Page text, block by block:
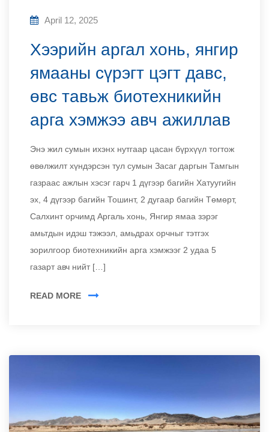
April 12, 2025
Хээрийн аргал хонь, янгир
ямааны сүрэгт цэгт давс,
өвс тавьж биотехникийн
арга хэмжээ авч ажиллав
Энэ жил сумын ихэнх нутгаар цасан бүрхүүл тогтож
өвөлжилт хүндэрсэн тул сумын Засаг даргын Тамгын
газраас ажлын хэсэг гарч 1 дүгээр багийн Хатуугийн
эх, 4 дүгээр багийн Тошинт, 2 дугаар багийн Төмөрт,
Салхинт орчимд Аргаль хонь, Янгир ямаа зэрэг
амьтдын идэш тэжээл, амьдрах орчныг тэтгэх
зорилгоор биотехникийн арга хэмжээг 2 удаа 5
газарт авч нийт […]
READ MORE